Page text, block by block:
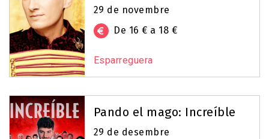
29 de novembre
De 16 € a 18 €
Esparreguera
Pando el mago: Increíble
29 de desembre